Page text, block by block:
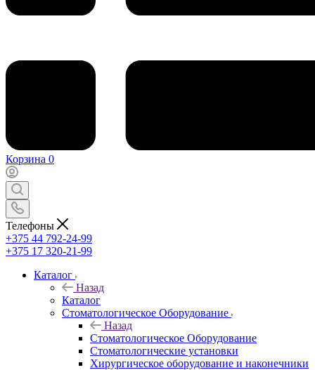
Корзина 0
Телефоны
+375 44 792-24-99
+375 17 320-21-99
Каталог
Назад
Каталог
Стоматологическое Оборудование
Назад
Стоматологическое Оборудование
Стоматологические установки
Хирургическое оборудование и наконечники